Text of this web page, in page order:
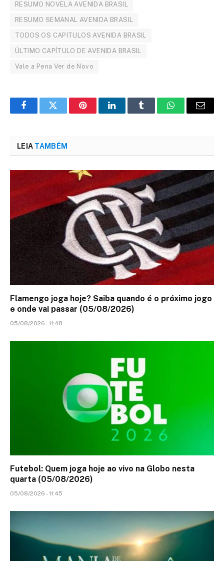
RESUMO NOVELA AVENIDA BRASIL
RESUMO SEMANAL AVENIDA BRASIL
TODOS OS CAPITULOS AVENIDA BRASIL
ÚLTIMO CAPÍTULO DE AVENIDA BRASIL
Vale a Pena Ver de Novo
FacebookTwitter PinterestLinkedInTumblr WhatsAppEmail
LEIA TAMBÉM
Flamengo joga hoje? Saiba quando é o próximo jogo
e onde vai passar (05/08/2026)
05/08/2026 - 11:48
Futebol: Quem joga hoje ao vivo na Globo nesta
quarta (05/08/2026)
05/08/2026 - 11:45